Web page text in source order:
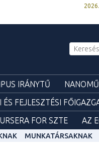
IRÁNYTŰ
ÉS FEJLESZTÉSI
FOR SZTE AZ
MUNKATÁRSAKNAK